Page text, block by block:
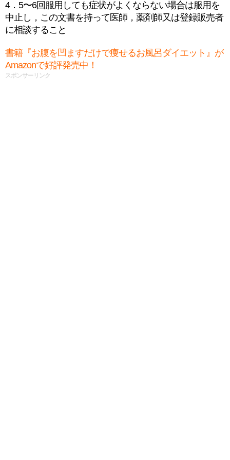
4．5〜6回服用しても症状がよくならない場合は服用を
中止し，この文書を持って医師，薬剤師又は登録販売者
に相談すること
書籍『お腹を凹ますだけで痩せるお風呂ダイエット』が
Amazonで好評発売中！
スポンサーリンク